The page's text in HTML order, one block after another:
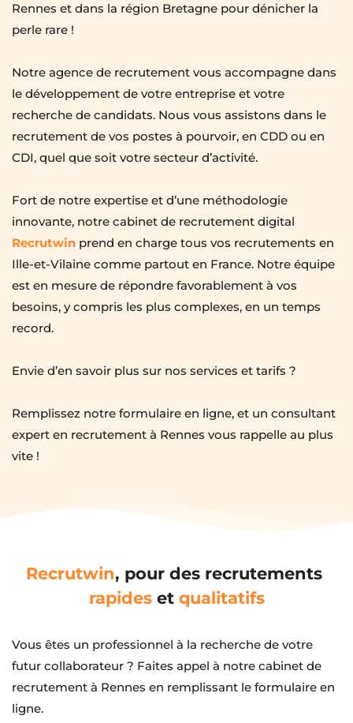
Rennes et dans la région Bretagne pour dénicher la
perle rare !
Notre agence de recrutement vous accompagne dans
le développement de votre entreprise et votre
recherche de candidats. Nous vous assistons dans le
recrutement de vos postes à pourvoir, en CDD ou en
CDI, quel que soit votre secteur d’activité.
Fort de notre expertise et d’une méthodologie
Recrutwin prend en charge tous vos recrutements en
Ille-et-Vilaine comme partout en France. Notre équipe
est en mesure de répondre favorablement à vos
besoins, y compris les plus complexes, en un temps
record.
Envie d’en savoir plus sur nos services et tarifs ?
Remplissez notre formulaire en ligne, et un consultant
expert en recrutement à Rennes vous rappelle au plus
vite !
Recrutwin
rapides et qualitatifs
Vous êtes un professionnel à la recherche de votre
futur collaborateur ? Faites appel à notre cabinet de
recrutement à Rennes en remplissant le formulaire en
ligne.